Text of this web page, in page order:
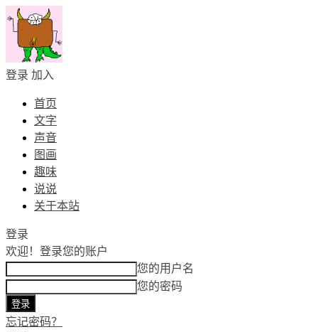
登录 加入
首页
文字
声音
图画
趣味
说说
关于本站
登录
欢迎！ 登录您的账户
您的用户名
您的密码
忘记密码？